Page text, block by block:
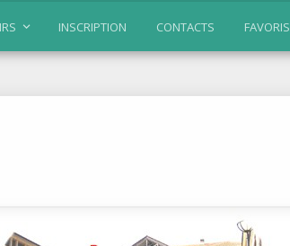
INSCRIPTION CONTACTS FAVORIS